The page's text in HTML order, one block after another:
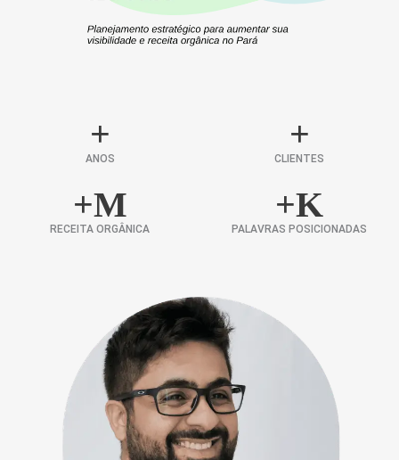
+
ANOS
+
CLIENTES
+M
RECEITA ORGÂNICA
+K
PALAVRAS POSICIONADAS